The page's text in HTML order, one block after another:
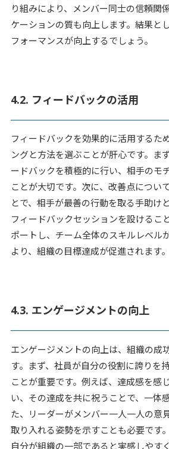
り組みにより、メンバー同士の信頼関
ケーションの質も向上します。結果と
フォーマンスが向上するでしょう。
4.2. フィードバックの活用
フィードバックを効果的に活用するた
ングと方法を選ぶことが肝心です。ま
ードバックを積極的に行い、相手のモ
ことが大切です。次に、改善点につい
とで、相手が最善の行動を取る手助け
フィードバックセッションを設けるこ
ポートし、チーム全体のスキルレベル
より、組織の目標達成が促進されます。
4.3. エンゲージメントの向上
エンゲージメントの向上は、組織の成
す。まず、社員が自分の役割に誇りを
ことが重要です。例えば、達成感を感
い、その達成を共に祝うことで、一体
た、リーダーがメンバー一人一人の意
取り入れる姿勢を示すことも必要です
自分が組織の一部であると実感しやす